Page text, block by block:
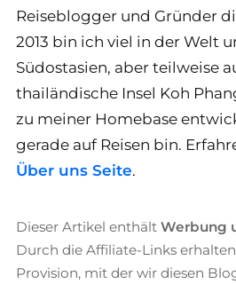
Reiseblogger und Gründer
2013 bin ich viel in der Welt
Südostasien, aber teilweise
thailändische Insel Koh
zu meiner Homebase
gerade auf Reisen bin.
Über uns Seite.
Dieser Artikel enthält Werbung
Durch die Affiliate-Links
Provision, mit der wir diesen